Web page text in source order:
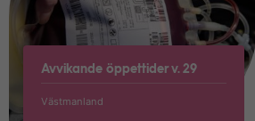
Avvikande öppettider v. 29
Västmanland